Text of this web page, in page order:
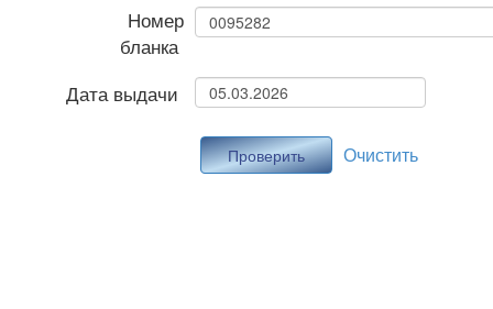
Номер
бланка
Дата выдачи
Проверить Очистить